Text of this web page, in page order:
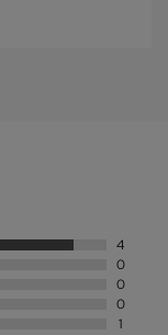
4
0
0
0
1